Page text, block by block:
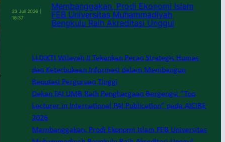
23 Juli 2026 |
18:37
Membanggakan, Prodi Ekonomi Islam
FEB Universitas Muhammadiyah
Bengkulu Raih Akreditasi Unggul
LLDIKTI Wilayah II Tekankan Peran Strategis Humas
dan Keterbukaan Informasi dalam Membangun
Reputasi Perguruan Tinggi
Dekan FAI UMB Raih Penghargaan Bergengsi “Top
Lecturer in International PAI Publication” pada AICIRE
2026
Membanggakan, Prodi Ekonomi Islam FEB Universitas